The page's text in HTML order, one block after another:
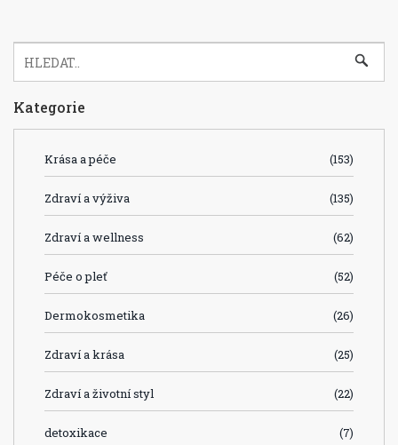
Kategorie
Krása a péče (153)
Zdraví a výživa (135)
Zdraví a wellness (62)
Péče o pleť (52)
Dermokosmetika (26)
Zdraví a krása (25)
Zdraví a životní styl (22)
detoxikace (7)